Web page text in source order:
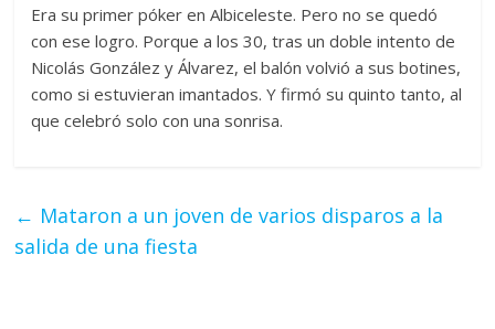
Era su primer póker en Albiceleste. Pero no se quedó
con ese logro. Porque a los 30, tras un doble intento de
Nicolás González y Álvarez, el balón volvió a sus botines,
como si estuvieran imantados. Y firmó su quinto tanto, al
que celebró solo con una sonrisa.
← Mataron a un joven de varios disparos a la
salida de una fiesta